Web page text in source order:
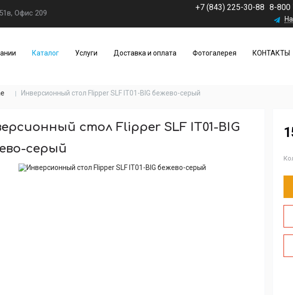
Офис 209
+7 (843) 225-30-88 8-800
Каталог Услуги Доставка и оплата Фотогалерея КОНТАКТЫ
Инверсионный стол Flipper SLF IT01-BIG бежево-серый
стол Flipper SLF IT01-BIG
серый